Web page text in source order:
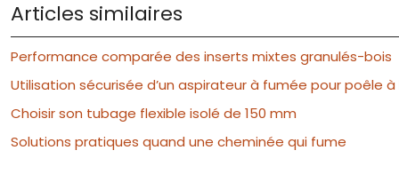
Articles similaires
Performance comparée des inserts mixtes granulés-bois
Utilisation sécurisée d’un aspirateur à fumée pour poêle à
Choisir son tubage flexible isolé de 150 mm
Solutions pratiques quand une cheminée qui fume